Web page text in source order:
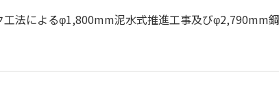
法によるφ1,800mm泥水式推進工事及びφ2,790mm